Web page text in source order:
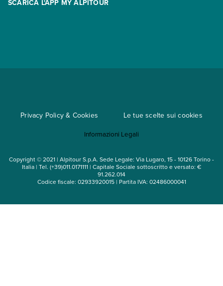
Assicurazioni
Condizioni generali di contratto
Mappa del sito
SCARICA L'APP MY ALPITOUR
Privacy Policy & Cookies Le tue scelte sui cookies
Informazioni Legali
Copyright © 2021 | Alpitour S.p.A. Sede Legale: Via Lugaro, 15 - 10126 Torino -
Italia | Tel. (+39)011.0171111 | Capitale Sociale sottoscritto e versato: €
91.262.014
Codice fiscale: 02933920015 | Partita IVA: 02486000041